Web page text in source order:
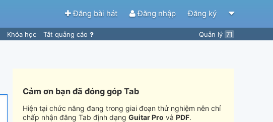
Đăng bài hát Đăng nhập Đăng ký
Khóa học Tắt quảng cáo Quản lý 71
Cảm ơn bạn đã đóng góp Tab
Hiện tại chức năng đang trong giai đoạn thử nghiệm nên chỉ
chấp nhận đăng Tab định dạng Guitar Pro và PDF.